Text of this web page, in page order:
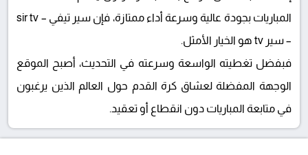
المباريات بجودة عالية وسرعة أداء ممتازة، فإن
سير تيفي – sir tv
– سير tv
هو الخيار الأمثل.
فبفضل تغطيته الواسعة وسرعته في التحديث، أصبح الموقع
الوجهة المفضلة لعشاق كرة القدم حول العالم الذين يرغبون
في متابعة المباريات دون انقطاع أو تعقيد.